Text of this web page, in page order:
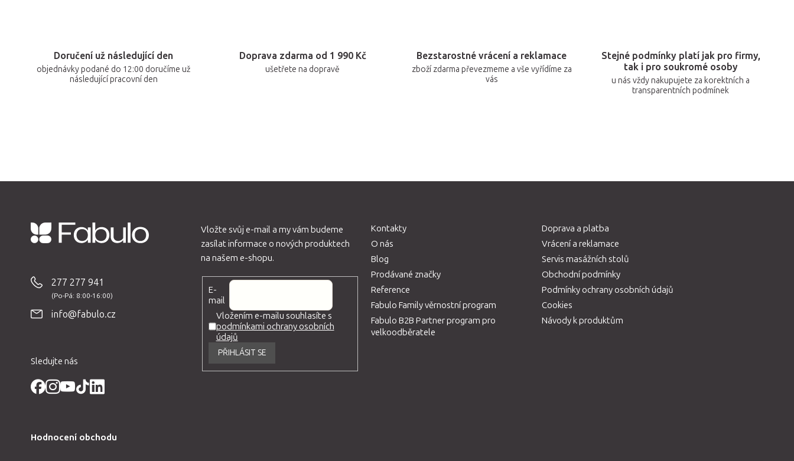
Doručení už následující den
objednávky podané do 12:00 doručíme už
následující pracovní den
Doprava zdarma od 1 990 Kč
ušetřete na dopravě
Bezstarostné vrácení a reklamace
zboží zdarma převezmeme a vše vyřídíme za
vás
Stejné podmínky platí jak pro firmy,
tak i pro soukromé osoby
u nás vždy nakupujete za korektních a
transparentních podmínek
277 277 941
info@fabulo.cz
Sledujte nás
Vložte svůj e-mail a my vám budeme
zasílat informace o nových produktech
na našem e-shopu.
E-
mail
Vložením e-mailu souhlasíte s
podmínkami ochrany osobních
údajů
PŘIHLÁSIT SE
Kontakty
O nás
Blog
Prodávané značky
Reference
Fabulo Family věrnostní program
Fabulo B2B Partner program pro
velkoodběratele
Doprava a platba
Vrácení a reklamace
Servis masážních stolů
Obchodní podmínky
Podmínky ochrany osobních údajů
Cookies
Návody k produktům
Hodnocení obchodu